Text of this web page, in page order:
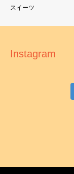
スイーツ
Instagram